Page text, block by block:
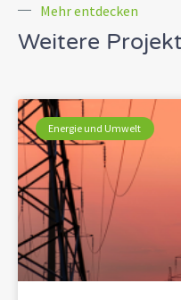
Mehr entdecken
Weitere
Energie und Umwelt